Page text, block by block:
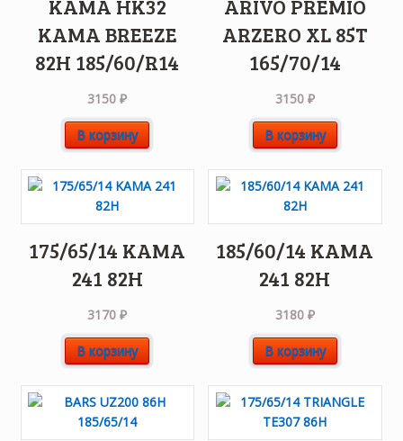
KAMA HK32
KAMA BREEZE
82H 185/60/R14
3150₽
В корзину
ARIVO PREMIO
ARZERO XL 85T
165/70/14
3150 ₽
В корзину
175/65/14 KAMA
241 82H
3170₽
В корзину
185/60/14 KAMA
241 82H
3180 ₽
В корзину